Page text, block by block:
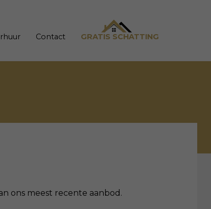
Contact GRATIS SCHATTING
ons meest recente aanbod.